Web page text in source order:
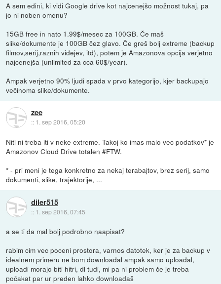
A sem edini, ki vidi Google drive kot najcenejšo možnost tukaj, pa
jo ni noben omenu?
15GB free in nato 1.99$/mesec za 100GB. Če maš
slike/dokumente je 100GB čez glavo. Če greš bolj extreme (backup
filmov,serij,raznih videjev, itd), potem je Amazonova opcija verjetno
najcenejša (unlimited za cca 60$/year).
Ampak verjetno 90% ljudi spada v prvo kategorijo, kjer backupajo
večinoma slike/dokumente.
zee
:: 1. sep 2016, 05:20
Niti ni treba iti v neke extreme. Takoj ko imas malo vec podatkov* je
Amazonov Cloud Drive totalen #FTW.
* - pri meni je tega konkretno za nekaj terabajtov, brez serij, samo
dokumenti, slike, trajektorije, ...
diler515
:: 1. sep 2016, 07:45
a se ti da mal bolj podrobno naapisat?
rabim cim vec poceni prostora, varnos datotek, ker je za backup v
idealnem primeru ne bom downloadal ampak samo uploadal,
uploadi morajo biti hitri, dl tudi, mi pa ni problem če je treba
počakat par ur preden lahko downloadaš